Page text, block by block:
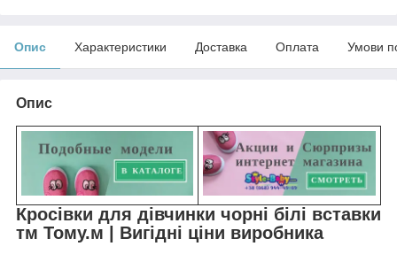
Опис Характеристики Доставка Оплата Умови
Опис
Кросівки для дівчинки чорні білі вставки
тм Тому.м | Вигідні ціни виробника